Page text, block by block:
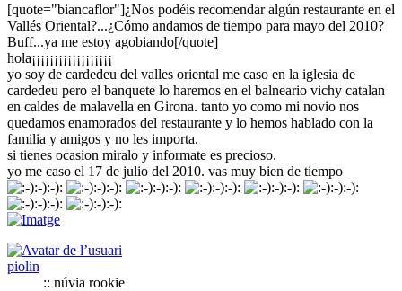
[quote="biancaflor"]¿Nos podéis recomendar algún restaurante en el
Vallés Oriental?...¿Cómo andamos de tiempo para mayo del 2010?
Buff...ya me estoy agobiando[/quote]
hola¡¡¡¡¡¡¡¡¡¡¡¡¡¡¡¡¡¡
yo soy de cardedeu del valles oriental me caso en la iglesia de
cardedeu pero el banquete lo haremos en el balneario vichy catalan
en caldes de malavella en Girona. tanto yo como mi novio nos
quedamos enamorados del restaurante y lo hemos hablado con la
familia y amigos y no les importa.
si tienes ocasion miralo y informate es precioso.
yo me caso el 17 de julio del 2010. vas muy bien de tiempo
piolin
:: núvia rookie